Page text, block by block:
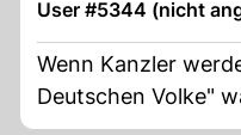
User #5344 (nicht
Wenn Kanzler
Deutschen Volke"